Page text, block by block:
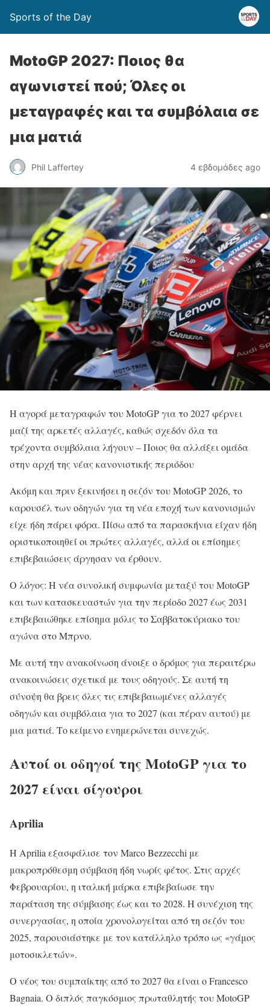
Sports of the Day
MotoGP 2027: Ποιος θα
αγωνιστεί πού; Όλες οι
μεταγραφές και τα συμβόλαια σε
μια ματιά
Phil Laffertey 4 εβδομάδες ago
Η αγορά μεταγραφών του MotoGP για το 2027 φέρνει
μαζί της αρκετές αλλαγές, καθώς σχεδόν όλα τα
τρέχοντα συμβόλαια λήγουν – Ποιος θα αλλάξει ομάδα
στην αρχή της νέας κανονιστικής περιόδου
Ακόμη και πριν ξεκινήσει η σεζόν του MotoGP 2026, το
καρουσέλ των οδηγών για τη νέα εποχή των κανονισμών
είχε ήδη πάρει φόρα. Πίσω από τα παρασκήνια είχαν ήδη
οριστικοποιηθεί οι πρώτες αλλαγές, αλλά οι επίσημες
επιβεβαιώσεις άργησαν να έρθουν.
Ο λόγος: Η νέα συνολική συμφωνία μεταξύ του MotoGP
και των κατασκευαστών για την περίοδο 2027 έως 2031
επιβεβαιώθηκε επίσημα μόλις το Σαββατοκύριακο του
αγώνα στο Μπρνο.
Με αυτή την ανακοίνωση άνοιξε ο δρόμος για περαιτέρω
ανακοινώσεις σχετικά με τους οδηγούς. Σε αυτή τη
σύνοψη θα βρεις όλες τις επιβεβαιωμένες αλλαγές
οδηγών και συμβόλαια για το 2027 (και πέραν αυτού) με
μια ματιά. Το κείμενο ενημερώνεται συνεχώς.
Αυτοί οι οδηγοί της MotoGP για το
2027 είναι σίγουροι
Aprilia
Η Aprilia εξασφάλισε τον Marco Bezzecchi με
μακροπρόθεσμη σύμβαση ήδη νωρίς φέτος. Στις αρχές
Φεβρουαρίου, η ιταλική μάρκα επιβεβαίωσε την
παράταση της σύμβασης έως και το 2028. Η συνέχιση της
συνεργασίας, η οποία χρονολογείται από τη σεζόν του
2025, παρουσιάστηκε με τον κατάλληλο τρόπο ως «γάμος
μοτοσικλετών».
Ο νέος του συμπαίκτης από το 2027 θα είναι ο Francesco
Bagnaia. Ο διπλός παγκόσμιος πρωταθλητής του MotoGP